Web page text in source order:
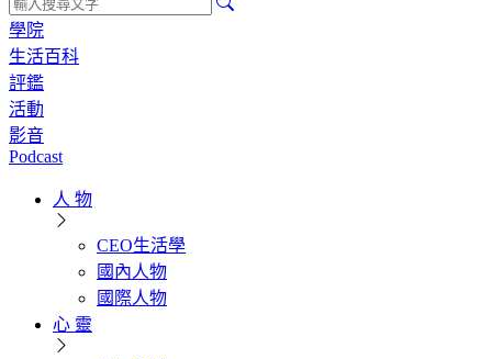
學院
生活百科
評鑑
活動
影音
Podcast
人 物
CEO生活學
國內人物
國際人物
心 靈